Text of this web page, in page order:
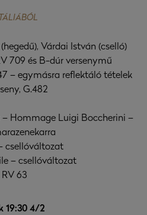
Várdai István (cselló)
709 és B-dúr versenymű
– egymásra reflektáló tételek
G.482
– Hommage Luigi Boccherini –
csellóváltozat
– csellóváltozat
RV 63
19:30 4/2